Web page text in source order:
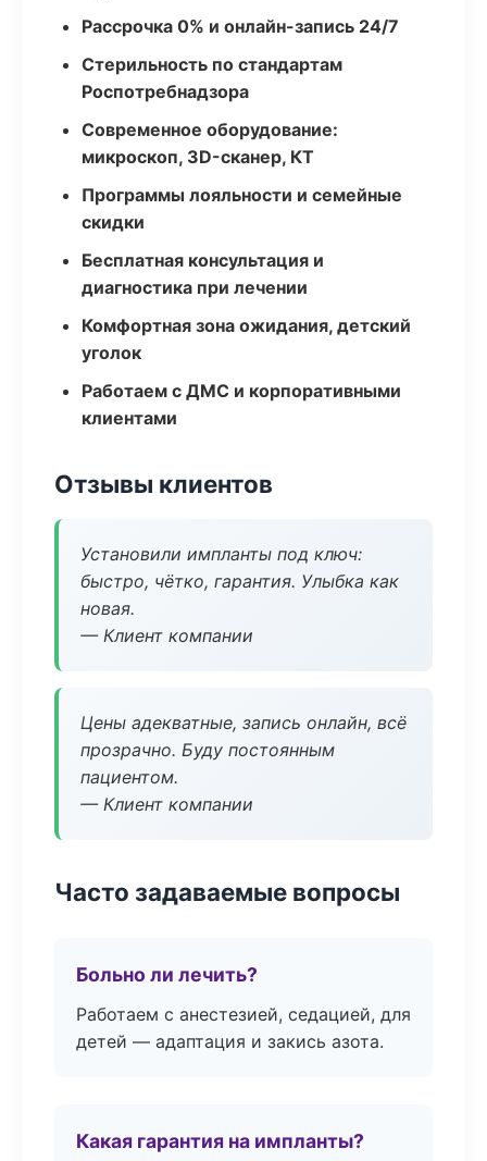
Рассрочка 0% и онлайн-запись 24/7
Стерильность по стандартам
Роспотребнадзора
Современное оборудование:
микроскоп, 3D-сканер, КТ
Программы лояльности и семейные
скидки
Бесплатная консультация и
диагностика при лечении
Комфортная зона ожидания, детский
уголок
Работаем с ДМС и корпоративными
клиентами
Отзывы клиентов
Установили импланты под ключ:
быстро, чётко, гарантия. Улыбка как
новая.
— Клиент компании
Цены адекватные, запись онлайн, всё
прозрачно. Буду постоянным
пациентом.
— Клиент компании
Часто задаваемые вопросы
Больно ли лечить?
Работаем с анестезией, седацией, для
детей — адаптация и закись азота.
Какая гарантия на импланты?